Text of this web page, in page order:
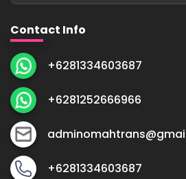
Contact Info
+6281334603687
+6281252666966
+6281334603687